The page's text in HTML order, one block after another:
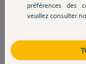
Contact
Réponses
Je vous confirme que
préférences des
veuillez consulter